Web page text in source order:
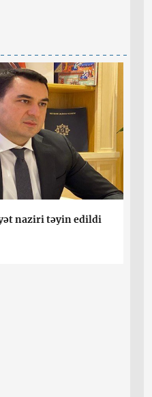
naziri təyin edildi